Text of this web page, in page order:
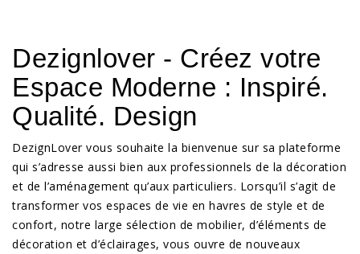
Dezignlover - Créez votre
Espace Moderne : Inspiré.
Qualité. Design
DezignLover vous souhaite la bienvenue sur sa plateforme
qui s’adresse aussi bien aux professionnels de la décoration
et de l’aménagement qu’aux particuliers. Lorsqu’il s’agit de
transformer vos espaces de vie en havres de style et de
confort, notre large sélection de mobilier, d’éléments de
décoration et d’éclairages, vous ouvre de nouveaux